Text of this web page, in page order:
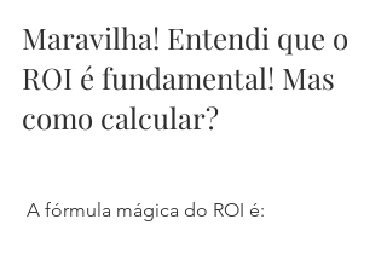
Maravilha! Entendi que o
ROI é fundamental! Mas
como calcular?
A fórmula mágica do ROI é: